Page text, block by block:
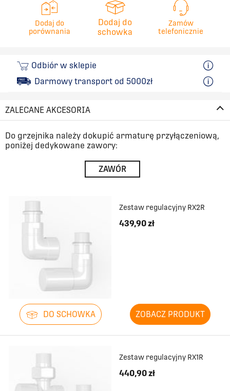
Dodaj do
porównania
Dodaj do
schowka
Zamów
telefonicznie
Odbiór w sklepie
Darmowy transport od 5000zł
ZALECANE AKCESORIA
Do grzejnika należy dokupić armaturę przyłączeniową,
poniżej dedykowane zawory:
ZAWÓR
Zestaw regulacyjny RX2R
439,90 zł
DO SCHOWKA ZOBACZ PRODUKT
Zestaw regulacyjny RX1R
440,90 zł